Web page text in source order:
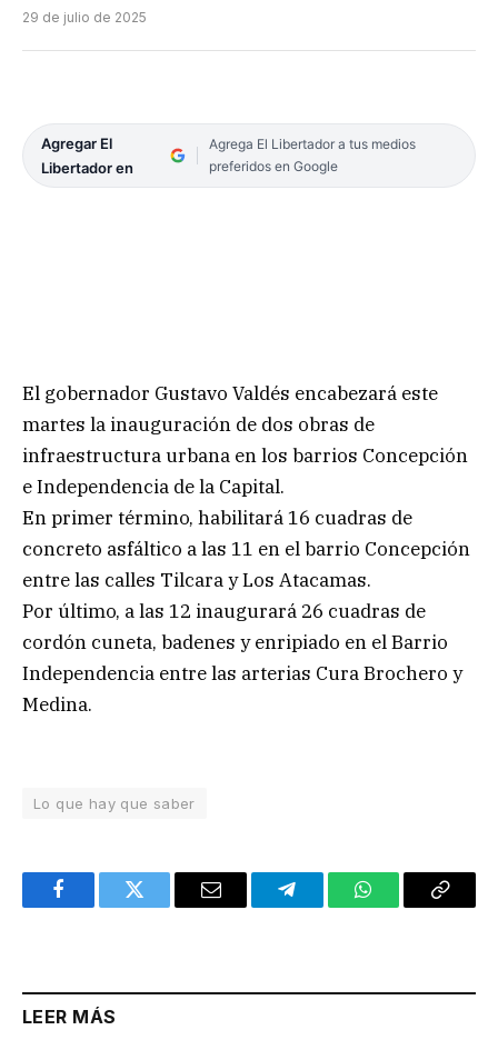
29 de julio de 2025
Agregar El
Libertador en
Agrega El Libertador a tus medios
preferidos en Google
El gobernador Gustavo Valdés encabezará este
martes la inauguración de dos obras de
infraestructura urbana en los barrios Concepción
e Independencia de la Capital.
En primer término, habilitará 16 cuadras de
concreto asfáltico a las 11 en el barrio Concepción
entre las calles Tilcara y Los Atacamas.
Por último, a las 12 inaugurará 26 cuadras de
cordón cuneta, badenes y enripiado en el Barrio
Independencia entre las arterias Cura Brochero y
Medina.
Lo que hay que saber
FacebookTwitter Email TelegramWhatsAppCopy
LEER MÁS